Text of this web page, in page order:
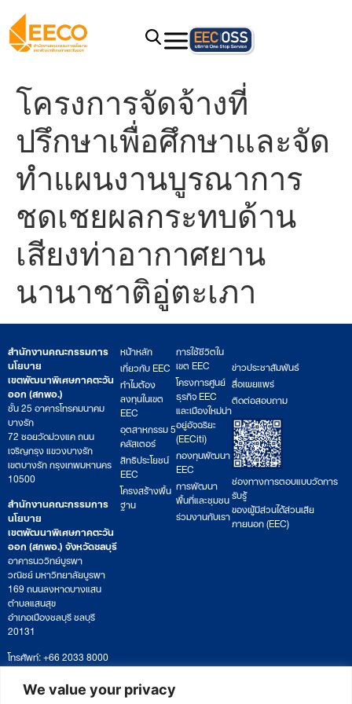
We value your privacy
โครงการจัดจ้างที่
ปรึกษาเพื่อศึกษาและจัด
ทำแผนงานบูรณาการ
ชดเชยผลกระทบด้าน
เสียงท่าอากาศยาน
นานาชาติอู่ตะเภา
สำนักงานคณะกรรมการ
นโยบาย
เขตพัฒนาพิเศษภาคตะวัน
ออก (สกพอ.)
ชั้น 25 อาคารโทรคมนาคม
บางรัก
72 ซอยวัดม่วงแค ถนน
เจริญกรุง แขวงบางรัก
เขตบางรัก กรุงเทพมหานคร
10500
สำนักงานคณะกรรมการ
นโยบาย
เขตพัฒนาพิเศษภาคตะวัน
ออก (สกพอ.) จังหวัดชลบุรี
อาคารนววิทย์บูรพา
วณิชย์ มหาวิทยาลัยบูรพา
169 ถนนลงหาดบางแสน
ตำบลแสนสุข
อำเภอเมืองชลบุรี ชลบุรี
20131
โทรศัพท์: +66 2033 8000
เวลาทำการ: จันทร์ – ศุกร์
09:00 – 17:00 น.
ติดตามหนังสือหรือยื่นเอกสาร
หน้าหลัก
เกี่ยวกับ EEC
ทำไมต้อง
ลงทุนในเขต
EEC
อุตสาหกรรม 5
คลัสเตอร์
สิทธิประโยชน์
EEC
โครงสร้างพื้น
ฐาน
การใช้ชีวิตใน
เขต EEC
โครงการศูนย์
ธุรกิจ EEC
และเมืองใหม่น่า
อยู่อัจฉริยะ
(EECiti)
กองทุนพัฒนา
EEC
การพัฒนา
พื้นที่และชุมชน
ร่วมงานกับเรา
ข่าวประชาสัมพันธ์
สื่อเผยแพร่
ติดต่อสอบถาม
ช่องทางการตอบแบบวัดการ
รับรู้
ของผู้มีส่วนได้ส่วนเสีย
ภายนอก (EEC)